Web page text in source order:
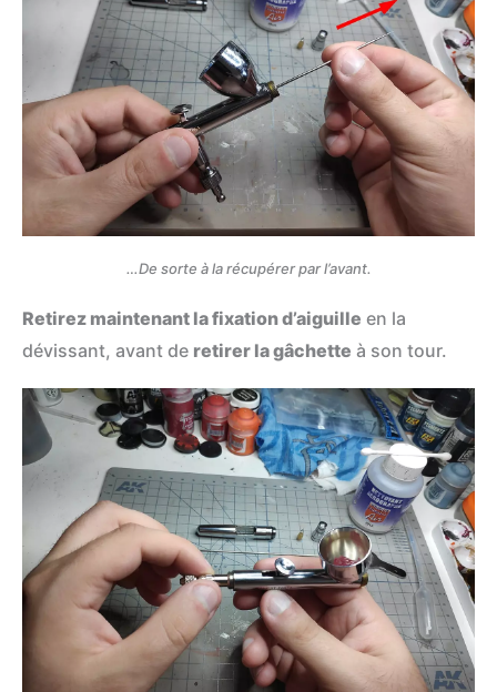
…De sorte à la récupérer par l’avant.
Retirez maintenant la fixation d’aiguille en la
dévissant, avant de retirer la gâchette à son tour.